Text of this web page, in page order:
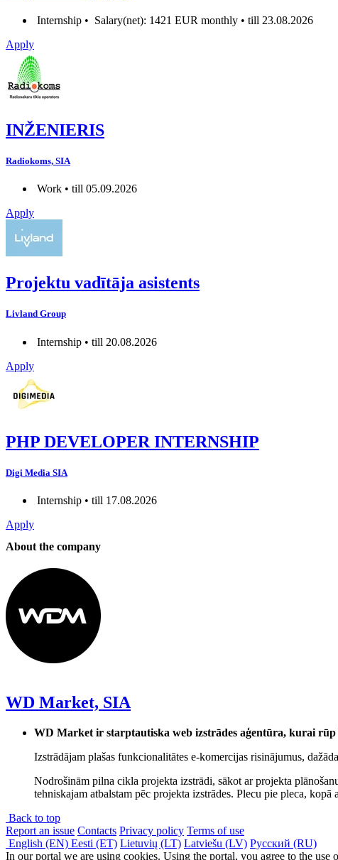
Internship • Salary(net): 1421 EUR monthly • till 23.08.2026
Apply
INŽENIERIS
Radiokoms, SIA
Work • till 05.09.2026
Apply
Projektu vadītāja asistents
Livland Group
Internship • till 20.08.2026
Apply
PHP DEVELOPER INTERNSHIP
Digi Media SIA
Internship • till 17.08.2026
Apply
About the company
WD Market, SIA
WD Market ir starptautiska web izstrādes aģentūra, kurai rūp
Izstrādājam plašas funkcionalitātes e-komercijas risinājumus,
Nodrošinām pilna cikla projekta izstrādi, sākot ar projekta
tehniskajam atbalstam pēc projekta izstrādes. Plecu pie pleca,
Back to top
Report an issue Contacts Privacy policy Terms of use
English (EN) Eesti (ET) Lietuvių (LT) Latviešu (LV) Русский (RU)
In our portal we are using cookies. Using the portal, you agree to the use